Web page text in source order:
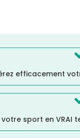
efficacement
sport en VRAI